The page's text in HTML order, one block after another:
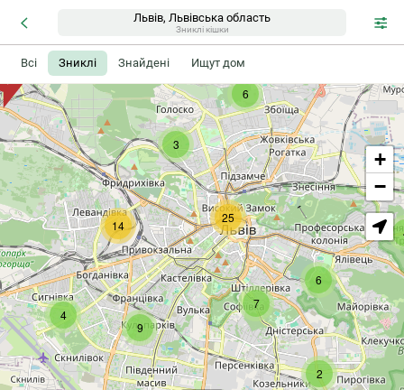
Львів, Львівська область
Зниклі кішки
Всі Зниклі Знайдені Ищут дом
2
7
6
6
3
4
9
25
14
+
−